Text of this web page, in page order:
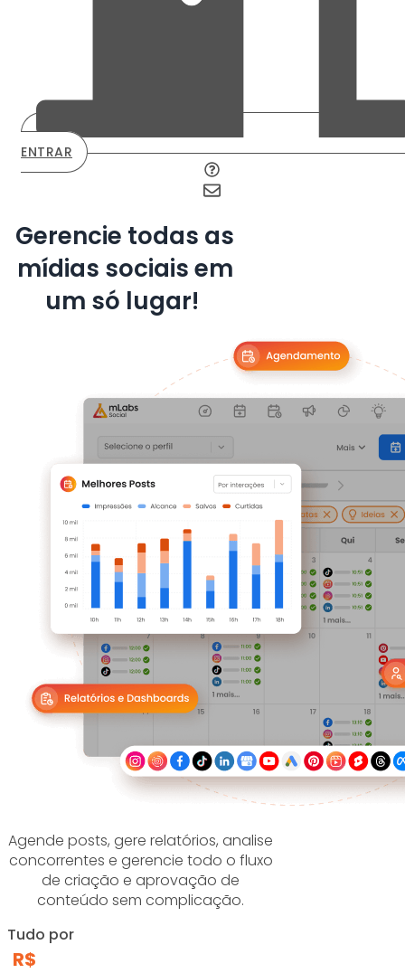
ENTRAR
Gerencie todas as
mídias sociais em
um só lugar!
Agende posts, gere relatórios, analise
concorrentes e gerencie todo o fluxo
de criação e aprovação de
conteúdo sem complicação.
Tudo por
R$